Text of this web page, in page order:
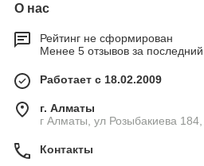
О нас
Рейтинг не сформирован
Менее 5 отзывов за последний
Работает с 18.02.2009
г. Алматы
г Алматы, ул Розыбакиева
Контакты